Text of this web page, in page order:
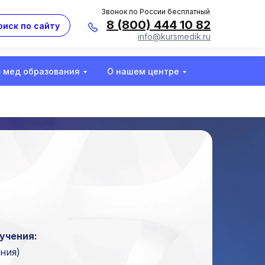
info@kursmedik.ru
8 (800) 444 10 82
Звонок по России бесплатный
по сайту
мед образования О нашем центре